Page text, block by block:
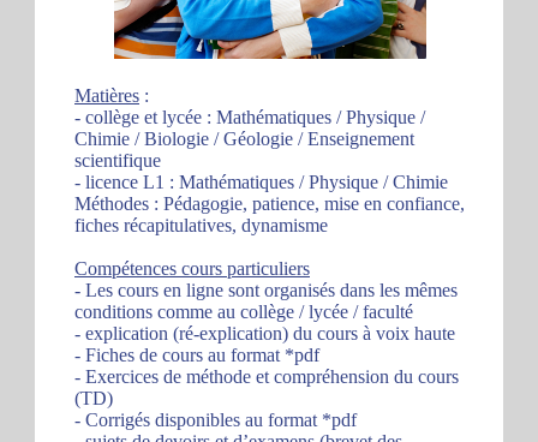
Matières :
- collège et lycée : Mathématiques / Physique /
Chimie / Biologie / Géologie / Enseignement
scientifique
- licence L1 : Mathématiques / Physique / Chimie
Méthodes : Pédagogie, patience, mise en confiance,
fiches récapitulatives, dynamisme
Compétences cours particuliers
- Les cours en ligne sont organisés dans les mêmes
conditions comme au collège / lycée / faculté
- explication (ré-explication) du cours à voix haute
- Fiches de cours au format *pdf
- Exercices de méthode et compréhension du cours
(TD)
- Corrigés disponibles au format *pdf